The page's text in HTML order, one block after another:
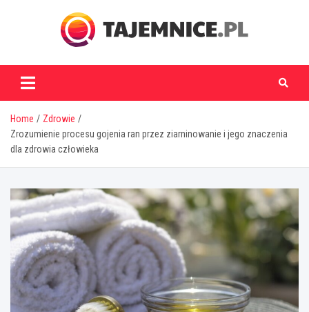
tajemnice.pl
Home
Zdrowie
Zrozumienie procesu gojenia ran przez ziarninowanie i jego znaczenia
dla zdrowia człowieka